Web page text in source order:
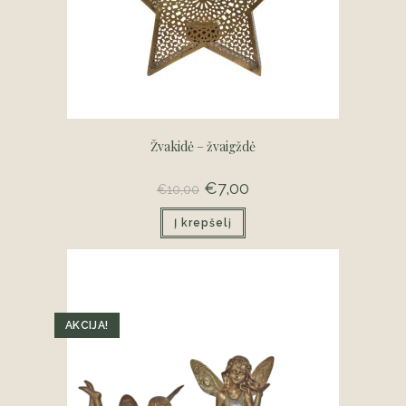
Žvakidė – žvaigždė
€10,00 Original
price
was:
€10,00.
€7,00
Į krepšelį
AKCIJA!